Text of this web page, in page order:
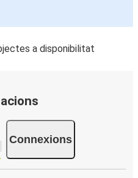
a disponibilitat
Connexions